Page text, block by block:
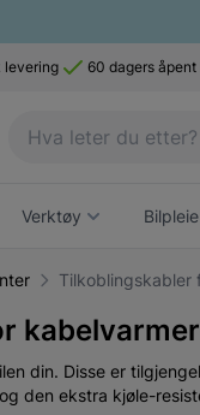
levering 60 dagers åpent
Verktøy Bilpleie
Tilkoblingskabler
kabelvarmer
din. Disse er
den ekstra kjøle-